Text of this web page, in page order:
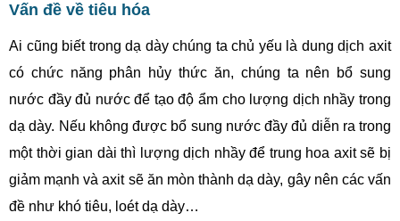
Vấn đề về tiêu hóa
Ai cũng biết trong dạ dày chúng ta chủ yếu là dung dịch axit
có chức năng phân hủy thức ăn, chúng ta nên bổ sung
nước đầy đủ nước để tạo độ ẩm cho lượng dịch nhầy trong
dạ dày. Nếu không được bổ sung nước đầy đủ diễn ra trong
một thời gian dài thì lượng dịch nhầy để trung hoa axit sẽ bị
giảm mạnh và axit sẽ ăn mòn thành dạ dày, gây nên các vấn
đề như khó tiêu, loét dạ dày…